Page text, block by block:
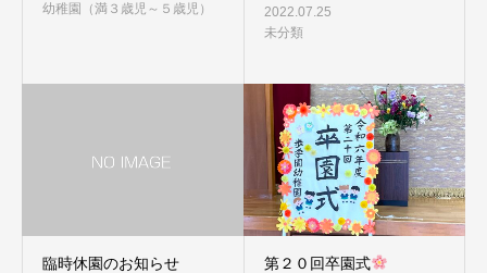
幼稚園（満３歳児～５歳児）
2022.07.25
未分類
臨時休園のお知らせ 第２０回卒園式